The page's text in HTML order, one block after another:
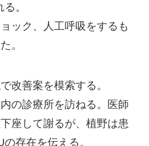
。
ック、人工呼吸をするも
。
改善案を模索する。
の診療所を訪ねる。医師
座して謝るが、植野は患
存在を伝える。